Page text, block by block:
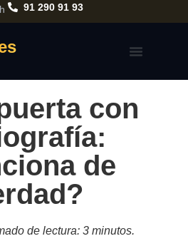
91 290 91 93
con
de
de lectura: 3 minutos.